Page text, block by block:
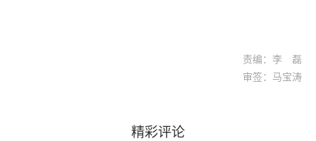
责编：李 磊
审签：马宝涛
精彩评论